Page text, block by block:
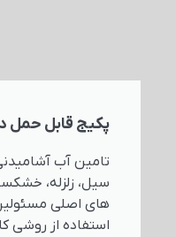
پکیج قابل حمل در
تامین آب آشامیدنی
سیل، زلزله،
های اصلی مسئولین و
استفاده از روشی